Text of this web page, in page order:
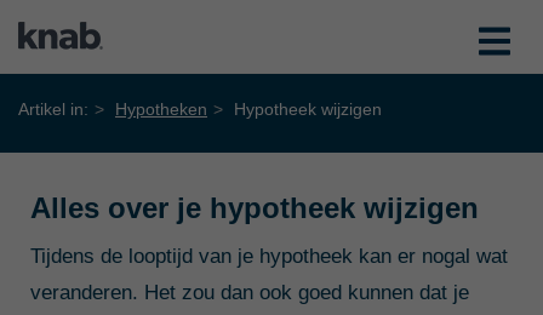
Artikel in: Hypotheken Hypotheek wijzigen
Alles over je hypotheek wijzigen
Tijdens de looptijd van je hypotheek kan er nogal wat
veranderen. Het zou dan ook goed kunnen dat je